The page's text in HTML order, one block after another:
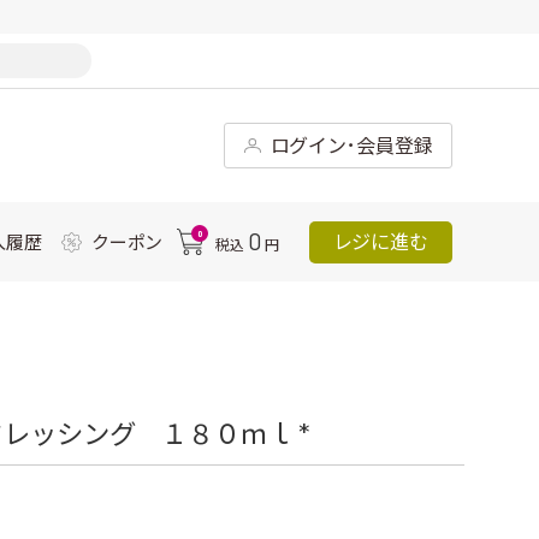
ログイン･会員登録
履歴 クーポン 0
税込 0 円 レジに進む
ッシング １８０ｍｌ *